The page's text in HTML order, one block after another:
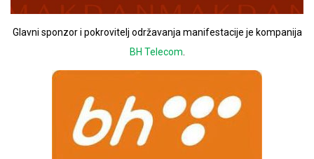
Glavni sponzor i pokrovitelj održavanja manifestacije je kompanija
BH Telecom